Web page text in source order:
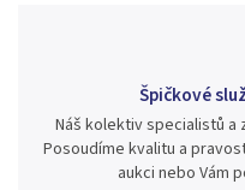
Špičkové
Náš kolektiv specialistů a
Posoudíme kvalitu a
aukci nebo Vám